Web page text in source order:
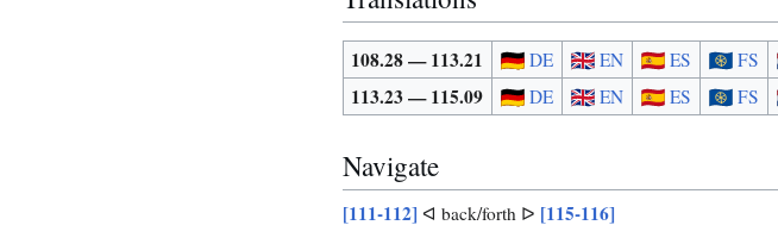
108.28 — 113.21 DE EN ES FS
113.23 — 115.09 DE EN ES FS
Navigate
[111-112] ᐊ back/forth ᐅ [115-116]